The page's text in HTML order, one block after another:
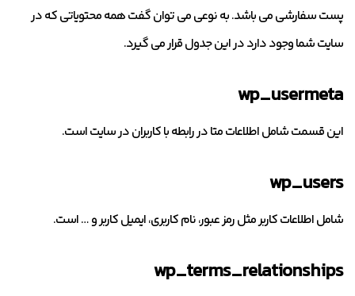
پست سفارشی می باشد. به نوعی می توان گفت همه محتویاتی که در
سایت شما وجود دارد در این جدول قرار می گیرد.
wp_usermeta
این قسمت شامل اطلاعات متا در رابطه با کاربران در سایت است.
wp_users
شامل اطلاعات کاربر مثل رمز عبور، نام کاربری، ایمیل کاربر و … است.
wp_terms_relationships